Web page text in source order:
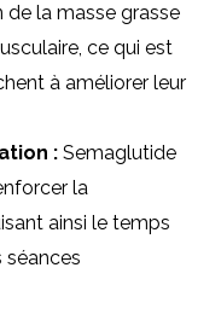
la masse grasse
ce qui est
à améliorer leur
: Semaglutide
la
ainsi le temps
séances